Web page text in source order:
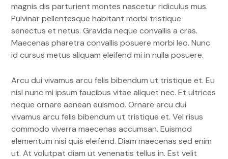
magnis dis parturient montes nascetur ridiculus mus.
Pulvinar pellentesque habitant morbi tristique
senectus et netus. Gravida neque convallis a cras.
Maecenas pharetra convallis posuere morbi leo. Nunc
id cursus metus aliquam eleifend mi in nulla posuere.
Arcu dui vivamus arcu felis bibendum ut tristique et. Eu
nisl nunc mi ipsum faucibus vitae aliquet nec. Et ultrices
neque ornare aenean euismod. Ornare arcu dui
vivamus arcu felis bibendum ut tristique et. Vel risus
commodo viverra maecenas accumsan. Euismod
elementum nisi quis eleifend. Diam maecenas sed enim
ut. At volutpat diam ut venenatis tellus in. Est velit